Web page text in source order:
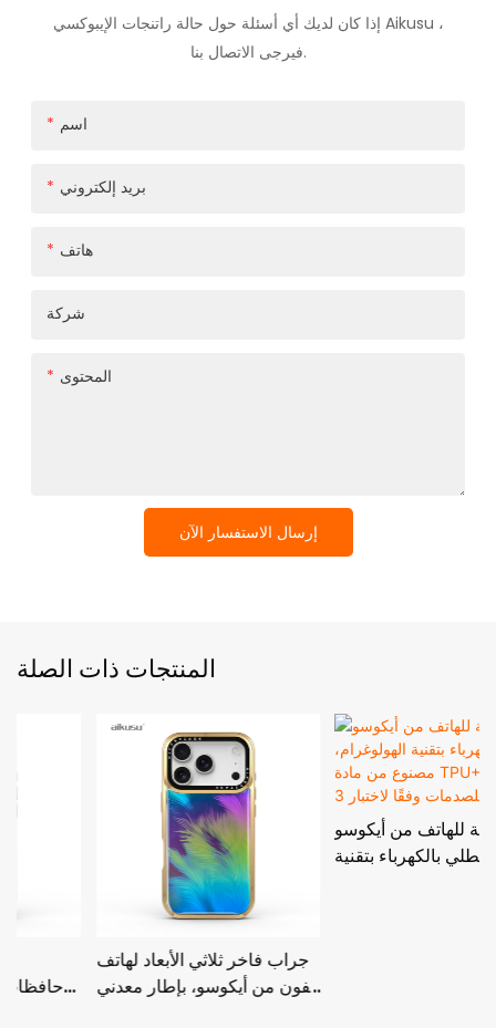
إذا كان لديك أي أسئلة حول حالة راتنجات الإيبوكسي Aikusu ،
فيرجى الاتصال بنا.
اسم
بريد إلكتروني
هاتف
شركة
المحتوى
إرسال الاستفسار الآن
المنتجات ذات الصلة
جراب فاخر ثلاثي الأبعاد لهاتف
آيفون من أيكوسو، بإطار معدني
جراب حماية للهاتف من أيكوسو
مطلي بالكهرباء بتقنية
TPU+PC الهجينة، ومقاوم